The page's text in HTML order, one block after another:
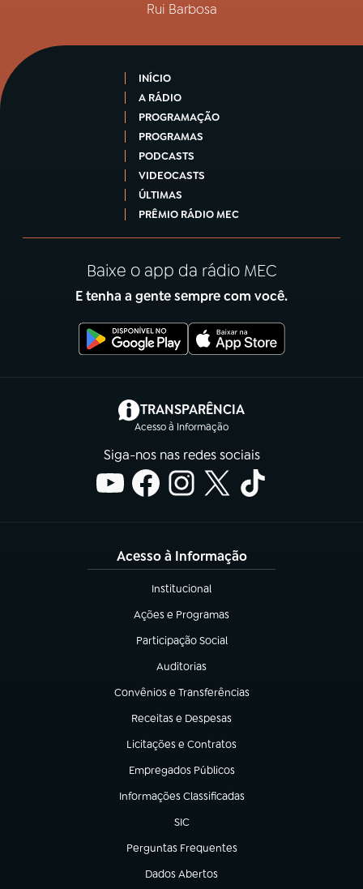
Rui Barbosa
INÍCIO
A RÁDIO
PROGRAMAÇÃO
PROGRAMAS
PODCASTS
VIDEOCASTS
ÚLTIMAS
PRÊMIO RÁDIO MEC
Baixe o app da rádio MEC
E tenha a gente sempre com você.
TRANSPARÊNCIA
Acesso à Informação
(abre em nova aba)
Siga-nos nas redes sociais
Acesso à Informação
Institucional
(abre em nova aba)
Ações e Programas
(abre em nova aba)
Participação Social
(abre em nova aba)
Auditorias
(abre em nova aba)
Convênios e Transferências
(abre em nova aba)
Receitas e Despesas
(abre em nova aba)
Licitações e Contratos
(abre em nova aba)
Empregados Públicos
(abre em nova aba)
Informações Classificadas
(abre em nova aba)
SIC
(abre em nova aba)
Perguntas Frequentes
(abre em nova aba)
Dados Abertos
(abre em nova aba)